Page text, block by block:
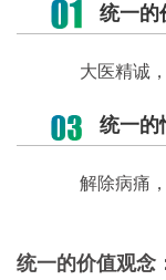
统一的
大医精诚
统一的
解除病痛
统一的价值观念